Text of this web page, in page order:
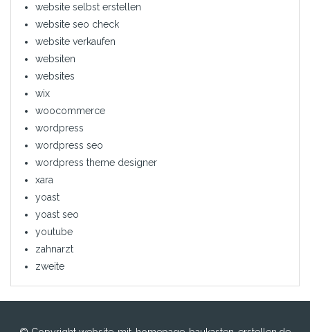
website selbst erstellen
website seo check
website verkaufen
websiten
websites
wix
woocommerce
wordpress
wordpress seo
wordpress theme designer
xara
yoast
yoast seo
youtube
zahnarzt
zweite